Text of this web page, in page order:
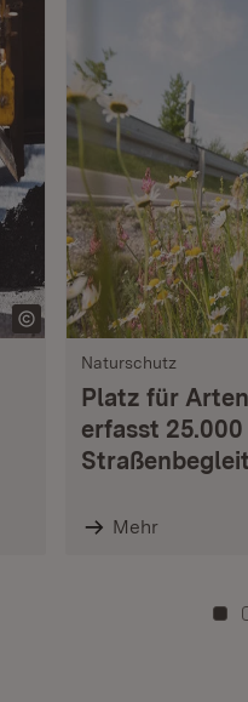
Naturschutz
Platz für
erfasst
Mehr